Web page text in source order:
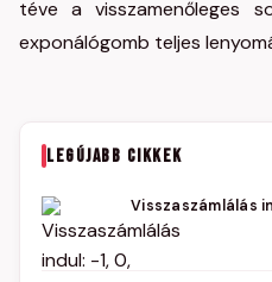
téve a visszamenőleges
exponálógomb teljes
LEGÚJABB CIKKEK
Visszaszámlálás